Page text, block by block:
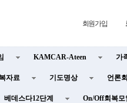
회원가입
KAMCAR-Ateen 가
자료 기도명상 언론
베데스다12단계 On/Off회복모